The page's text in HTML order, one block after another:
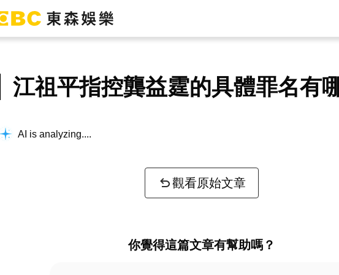
江祖平指控龔益霆的具體罪名有
AI is analyzing...
觀看原始文章
你覺得這篇文章有幫助嗎？